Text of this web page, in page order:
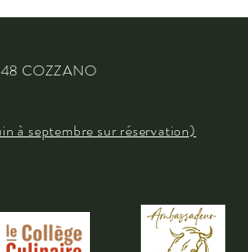
COZZANO
à septembre sur réservation)